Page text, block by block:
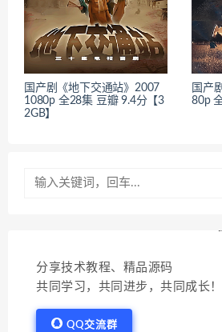
国产剧《地下交通站》2007
1080p 全28集 豆瓣 9.4分【3
2GB】
国产
80p
分享技术教程、精品源码
共同学习，共同进步，共同成长！
QQ交流群